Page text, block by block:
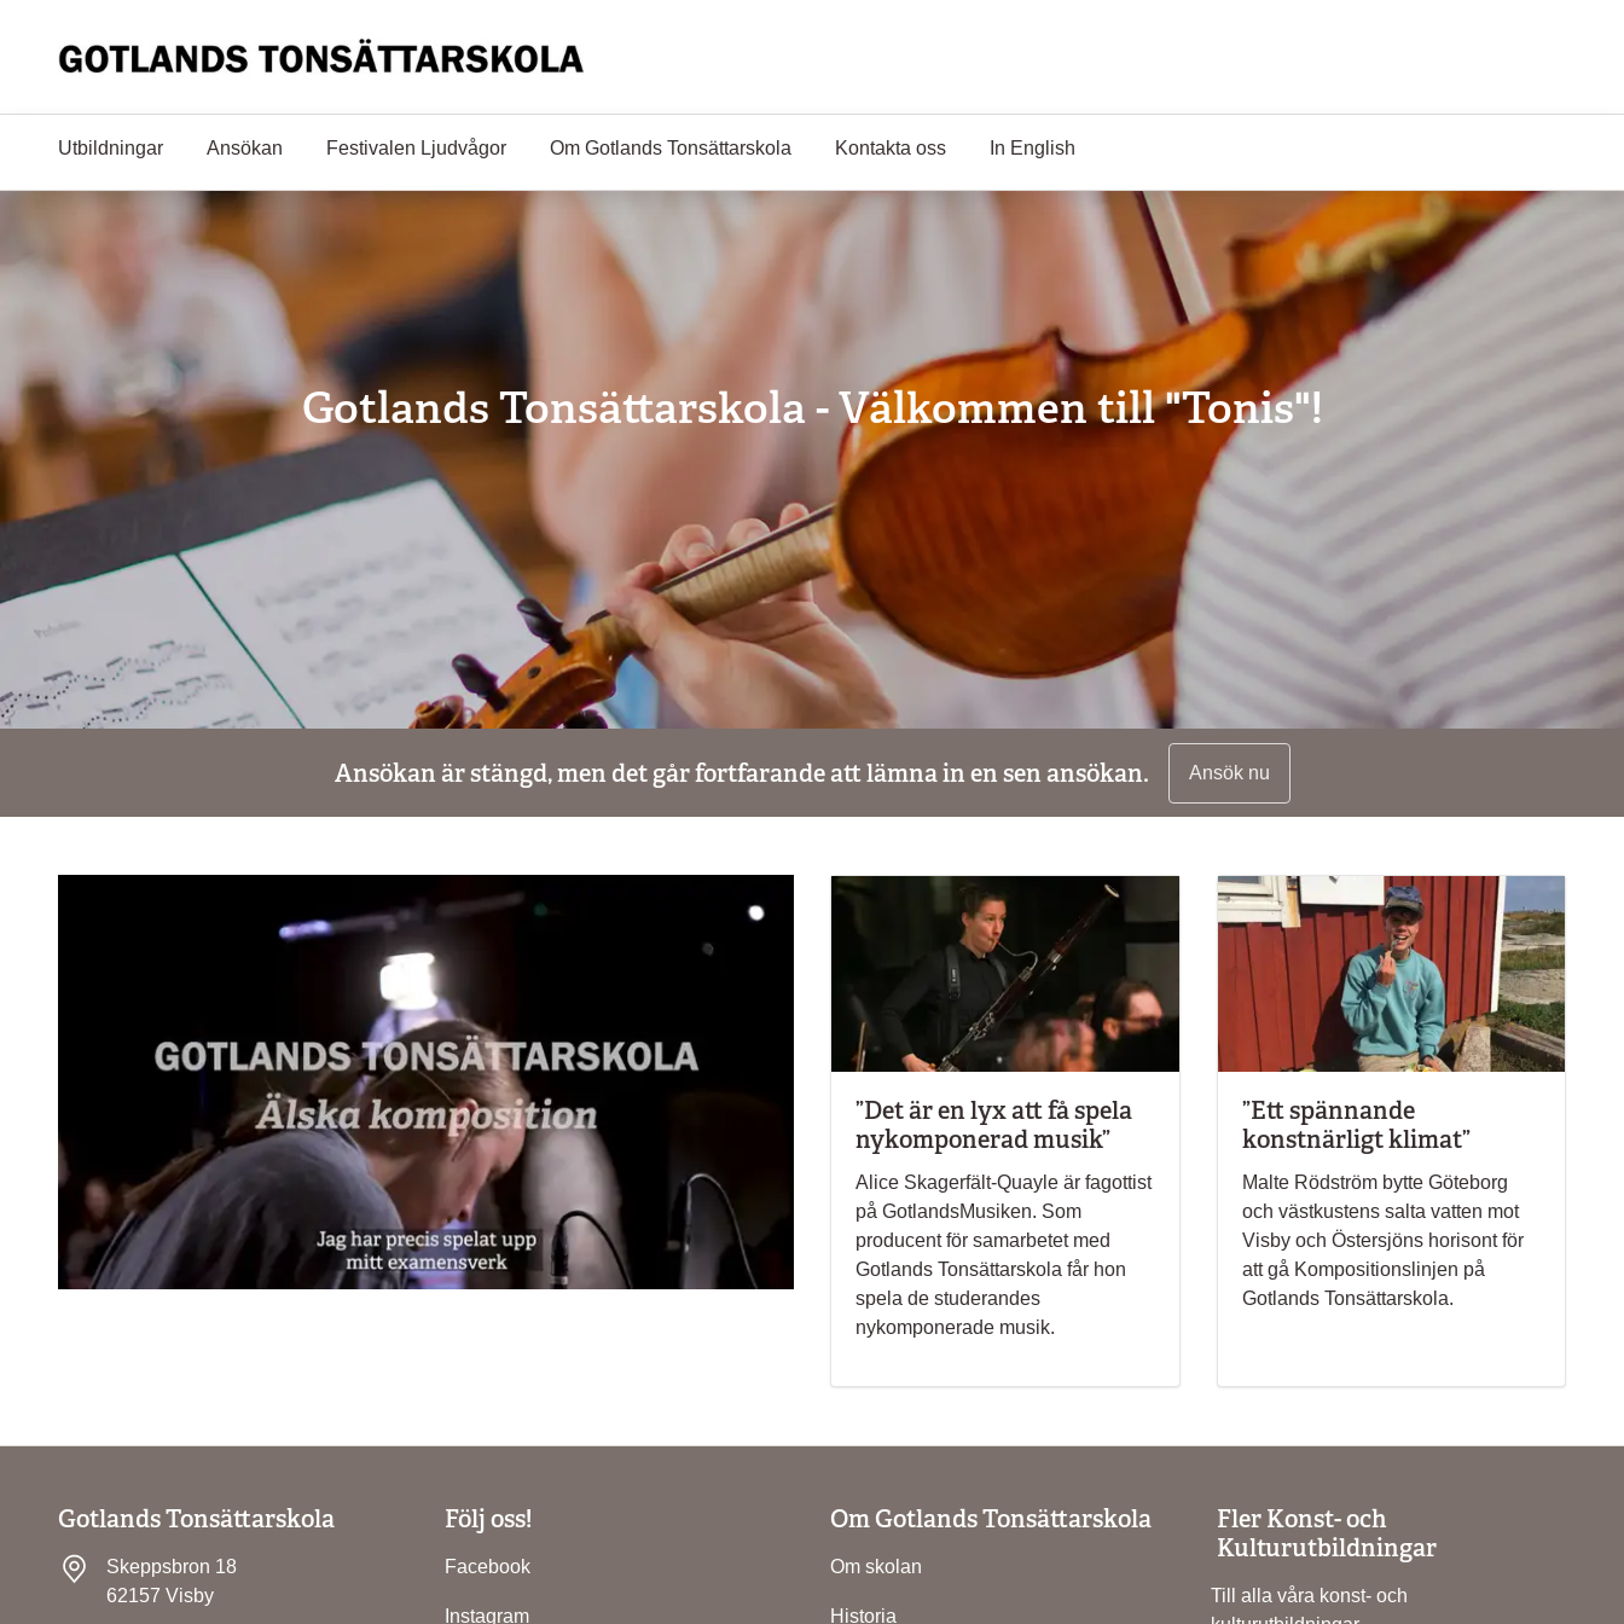
Utbildningar Ansökan Festivalen Ljudvågor Om Gotlands Tonsättarskola Kontakta oss In English
Gotlands Tonsättarskola - Välkommen till "Tonis"!
Ansökan är stängd, men det går fortfarande att lämna in en sen ansökan. Ansök nu
”Det är en lyx att få spela
nykomponerad musik”
Alice Skagerfält-Quayle är fagottist
på GotlandsMusiken. Som
producent för samarbetet med
Gotlands Tonsättarskola får hon
spela de studerandes
nykomponerade musik.
”Ett spännande
konstnärligt klimat”
Malte Rödström bytte Göteborg
och västkustens salta vatten mot
Visby och Östersjöns horisont för
att gå Kompositionslinjen på
Gotlands Tonsättarskola.
Gotlands Tonsättarskola
Skeppsbron 18
62157 Visby
Följ oss!
Facebook
Instagram
Om Gotlands Tonsättarskola
Om skolan
Historia
Fler Konst- och
Kulturutbildningar
Till alla våra konst- och